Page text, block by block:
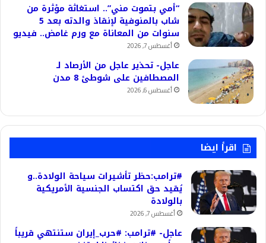
“أمي بتموت مني”.. استغاثة مؤثرة من
شاب بالمنوفية لإنقاذ والدته بعد 5
سنوات من المعاناة مع ورم غامض.. فيديو
أغسطس 7, 2026
عاجل- تحذير عاجل من الأرصاد لـ
المصطافين على شوطئ 8 مدن
أغسطس 6, 2026
اقرأ ايضا
#ترامب:حظر تأشيرات سياحة الولادة..و
يُقيد حق اكتساب الجنسية الأمريكية
بالولادة
أغسطس 7, 2026
عاجل- #ترامب: #حرب_إيران ستنتهي قريباً